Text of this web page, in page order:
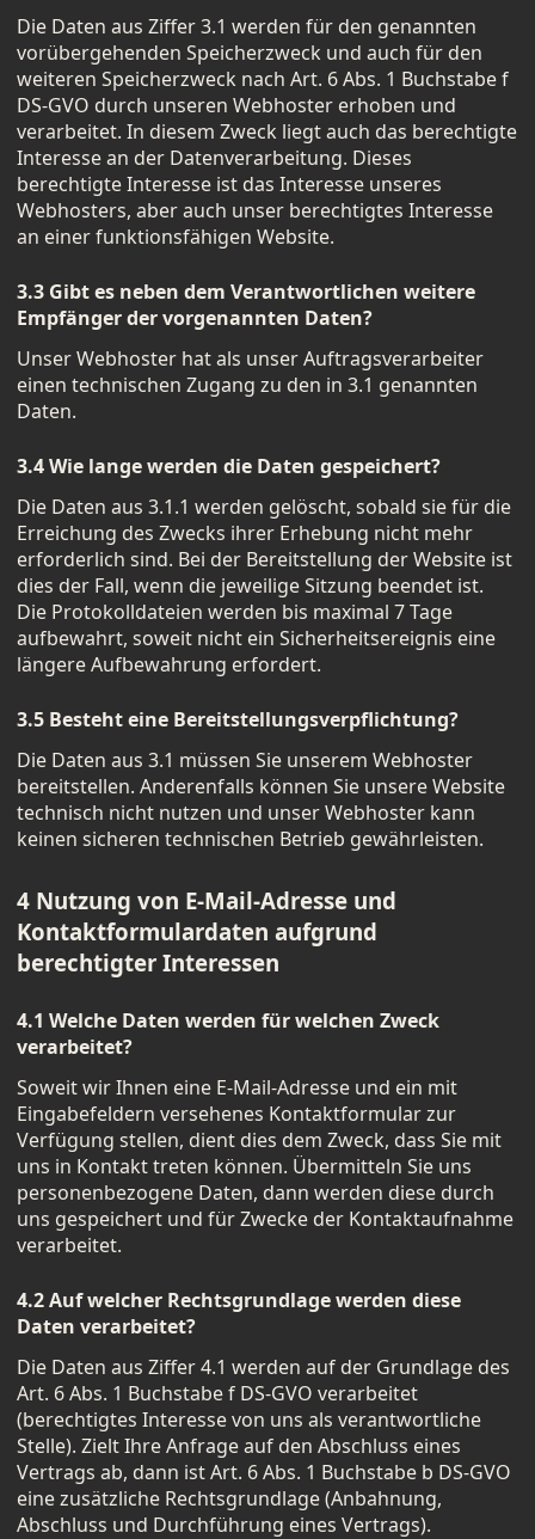
Die Daten aus Ziffer 3.1 werden für den genannten
vorübergehenden Speicherzweck und auch für den
weiteren Speicherzweck nach Art. 6 Abs. 1 Buchstabe f
DS-GVO durch unseren Webhoster erhoben und
verarbeitet. In diesem Zweck liegt auch das berechtigte
Interesse an der Datenverarbeitung. Dieses
berechtigte Interesse ist das Interesse unseres
Webhosters, aber auch unser berechtigtes Interesse
an einer funktionsfähigen Website.
3.3 Gibt es neben dem Verantwortlichen weitere
Empfänger der vorgenannten Daten?
Unser Webhoster hat als unser Auftragsverarbeiter
einen technischen Zugang zu den in 3.1 genannten
Daten.
3.4 Wie lange werden die Daten gespeichert?
Die Daten aus 3.1.1 werden gelöscht, sobald sie für die
Erreichung des Zwecks ihrer Erhebung nicht mehr
erforderlich sind. Bei der Bereitstellung der Website ist
dies der Fall, wenn die jeweilige Sitzung beendet ist.
Die Protokolldateien werden bis maximal 7 Tage
aufbewahrt, soweit nicht ein Sicherheitsereignis eine
längere Aufbewahrung erfordert.
3.5 Besteht eine Bereitstellungsverpflichtung?
Die Daten aus 3.1 müssen Sie unserem Webhoster
bereitstellen. Anderenfalls können Sie unsere Website
technisch nicht nutzen und unser Webhoster kann
keinen sicheren technischen Betrieb gewährleisten.
4 Nutzung von E-Mail-Adresse und
Kontaktformulardaten aufgrund
berechtigter Interessen
4.1 Welche Daten werden für welchen Zweck
verarbeitet?
Soweit wir Ihnen eine E-Mail-Adresse und ein mit
Eingabefeldern versehenes Kontaktformular zur
Verfügung stellen, dient dies dem Zweck, dass Sie mit
uns in Kontakt treten können. Übermitteln Sie uns
personenbezogene Daten, dann werden diese durch
uns gespeichert und für Zwecke der Kontaktaufnahme
verarbeitet.
4.2 Auf welcher Rechtsgrundlage werden diese
Daten verarbeitet?
Die Daten aus Ziffer 4.1 werden auf der Grundlage des
Art. 6 Abs. 1 Buchstabe f DS-GVO verarbeitet
(berechtigtes Interesse von uns als verantwortliche
Stelle). Zielt Ihre Anfrage auf den Abschluss eines
Vertrags ab, dann ist Art. 6 Abs. 1 Buchstabe b DS-GVO
eine zusätzliche Rechtsgrundlage (Anbahnung,
Abschluss und Durchführung eines Vertrags).